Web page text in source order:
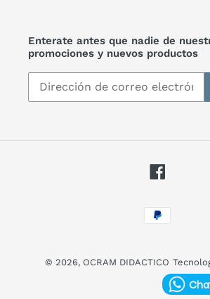
Enterate antes que nadie de
promociones y nuevos productos
Métodos
de
© 2026, OCRAM DIDACTICO